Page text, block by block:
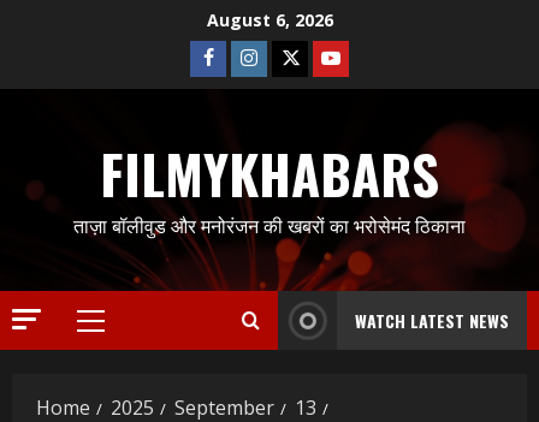
August 6, 2026
Facebook
Instagram
TwitterYoutube
FILMYKHABARS
ताज़ा बॉलीवुड और मनोरंजन की खबरों का भरोसेमंद ठिकाना
Primary
WATCH LATEST NEWS
Home 2025 September
13